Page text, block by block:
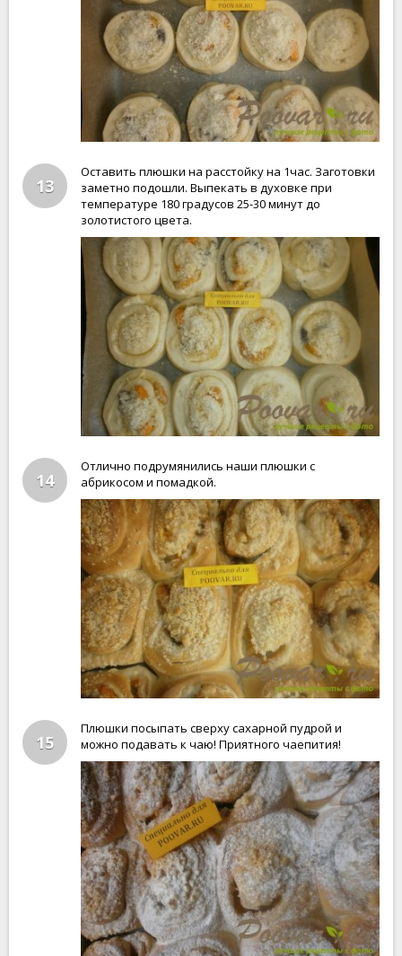
13
Оставить плюшки на расстойку на 1час. Заготовки
заметно подошли. Выпекать в духовке при
температуре 180 градусов 25-30 минут до
золотистого цвета.
14
Отлично подрумянились наши плюшки с
абрикосом и помадкой.
15
Плюшки посыпать сверху сахарной пудрой и
можно подавать к чаю! Приятного чаепития!